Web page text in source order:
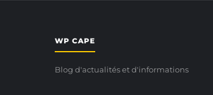
WP CAPE
Blog d'actualités et d'informations